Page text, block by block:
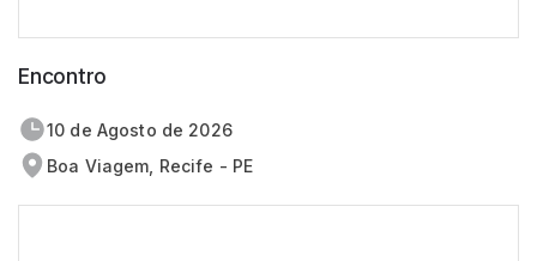
Encontro
10 de agosto de 2026
Boa Viagem, Recife - PE